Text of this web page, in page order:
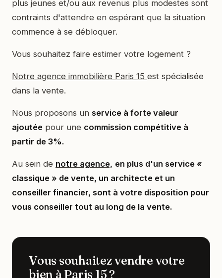
plus jeunes et/ou aux revenus plus modestes sont
contraints d'attendre en espérant que la situation
commence à se débloquer.
Vous souhaitez faire estimer votre logement ?
Notre agence immobilière Paris 15 est spécialisée
dans la vente.
Nous proposons un service à forte valeur
ajoutée pour une commission compétitive à
partir de 3%.
Au sein de notre agence, en plus d'un service «
classique » de vente, un architecte et un
conseiller financier, sont à votre disposition pour
vous conseiller tout au long de la vente.
Vous souhaitez vendre votre
bien à Paris 15 ?